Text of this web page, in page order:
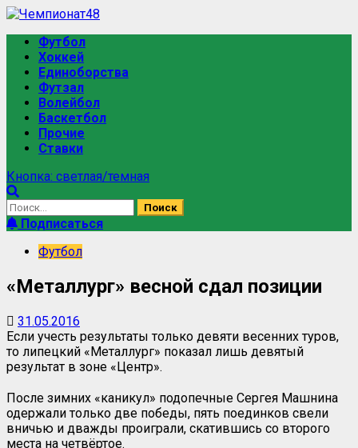
Перейти
содержимому
Основное
меню
Футбол
Хоккей
Единоборства
Футзал
Волейбол
Баскетбол
Прочие
Ставки
Кнопка: светлая/темная
Найти:
Подписаться
Футбол
«Металлург» весной сдал позиции
31.05.2016
Если учесть результаты только девяти весенних туров,
то липецкий «Металлург» показал лишь девятый
результат в зоне «Центр».
После зимних «каникул» подопечные Сергея Машнина
одержали только две победы, пять поединков свели
вничью и дважды проиграли, скатившись со второго
места на четвёртое.